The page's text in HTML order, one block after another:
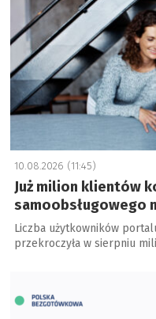
10.08.2026 (11:45)
Już milion klientów
samoobsługowego
Liczba użytkowników
przekroczyła w sierpniu